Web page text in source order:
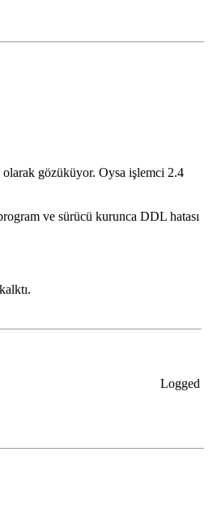
olarak gözüküyor. Oysa işlemci 2.4
ve sürücü kurunca DDL hatası
Logged